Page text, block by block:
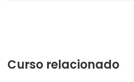
Curso relacionado